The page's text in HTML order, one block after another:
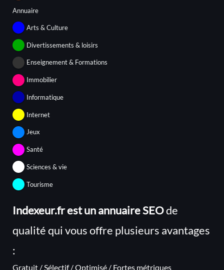
Annuaire
Arts & Culture
Divertissements & loisirs
Enseignement & Formations
Immobilier
Informatique
Internet
Jeux
Santé
Sciences & vie
Tourisme
Indexeur.fr est un annuaire SEOde
qualité qui vous offre plusieurs avantages
:
Gratuit / Sélectif / Optimisé / Fortes métriques